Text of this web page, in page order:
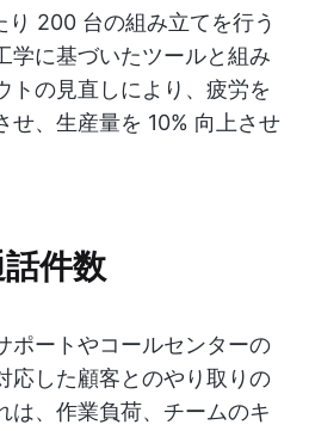
り 200 台の組み立てを行う
学に基づいたツールと組み
トの見直しにより、疲労を
せ、生産量を 10% 向上させ
件数
ポートやコールセンターの
応した顧客とのやり取りの
は、作業負荷、チームのキ